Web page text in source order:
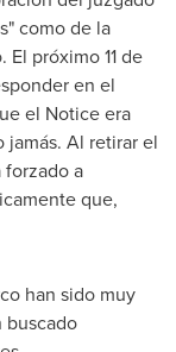
como de la
próximo 11 de
en el
el Notice era
jamás. Al retirar el
a
que,
han sido muy
buscado